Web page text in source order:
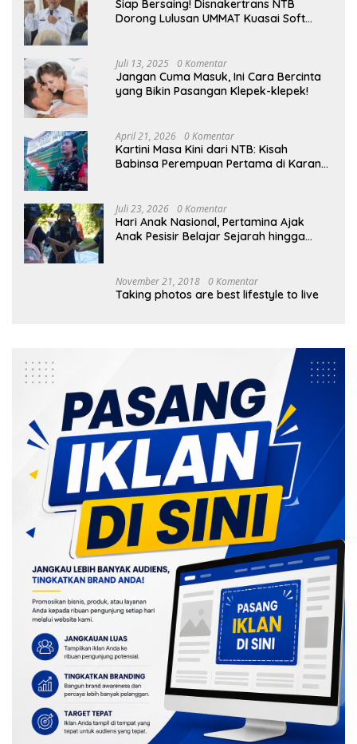
Siap Bersaing! Disnakertrans NTB
Dorong Lulusan UMMAT Kuasai Soft
Juli 13, 2025 0 Komentar
Jangan Cuma Masuk, Ini Cara Bercinta
yang Bikin Pasangan Klepek-klepek!
April 21, 2026 0 Komentar
Kartini Masa Kini dari NTB: Kisah
Babinsa Perempuan Pertama di Karang
Juli 23, 2026 0 Komentar
Hari Anak Nasional, Pertamina Ajak
Anak Pesisir Belajar Sejarah hingga
November 21, 2018 0 Komentar
Taking photos are best lifestyle to live